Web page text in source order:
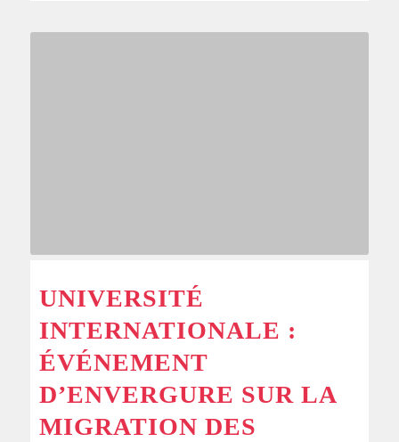
UNIVERSITÉ
INTERNATIONALE :
ÉVÉNEMENT
D’ENVERGURE SUR LA
MIGRATION DES